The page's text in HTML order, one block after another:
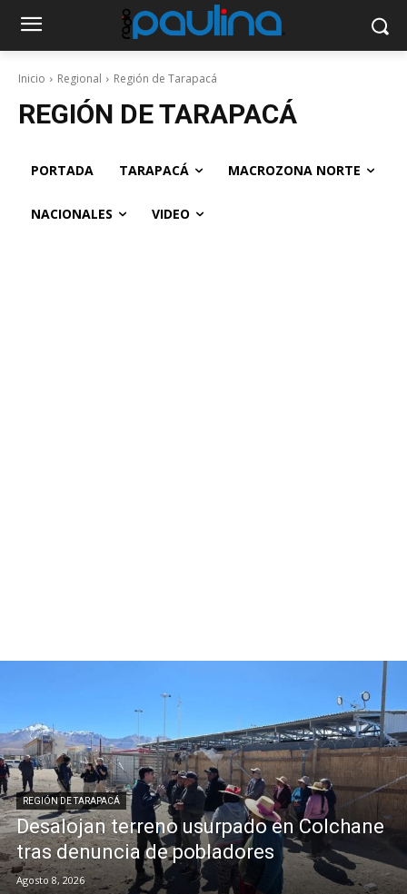
Inicio Regional Región de Tarapacá
REGIÓN DE TARAPACÁ
PORTADA TARAPACÁ MACROZONA NORTE
NACIONALES VIDEO
REGIÓN DE TARAPACÁ
Desalojan terreno usurpado en Colchane
tras denuncia de pobladores
Agosto 8, 2026